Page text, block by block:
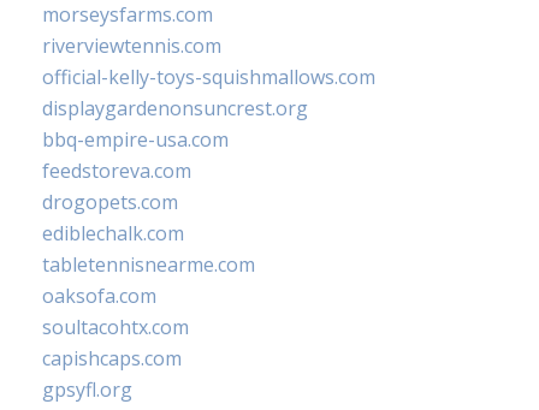
morseysfarms.com
riverviewtennis.com
official-kelly-toys-squishmallows.com
displaygardenonsuncrest.org
bbq-empire-usa.com
feedstoreva.com
drogopets.com
ediblechalk.com
tabletennisnearme.com
oaksofa.com
soultacohtx.com
capishcaps.com
gpsyfl.org